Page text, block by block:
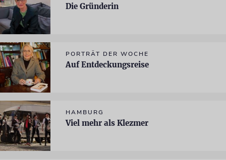
Die Gründerin
PORTRÄT DER WOCHE
Auf Entdeckungsreise
HAMBURG
Viel mehr als Klezmer